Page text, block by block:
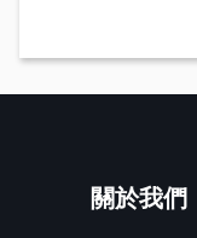
關於我們